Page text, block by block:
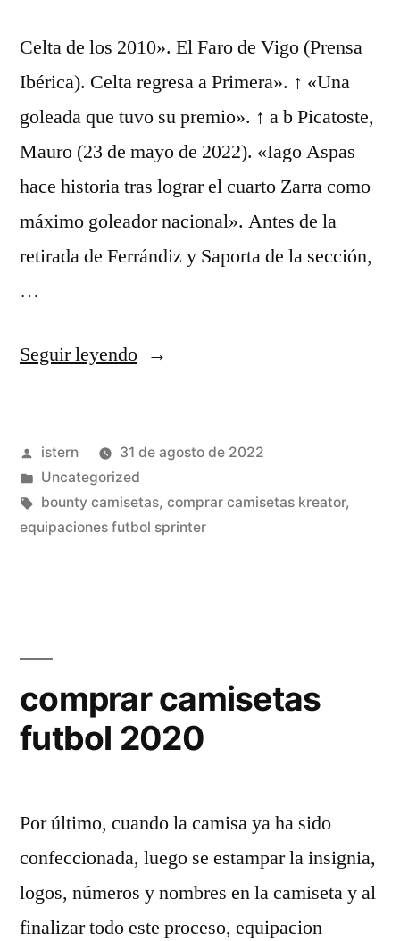
Celta de los 2010». El Faro de Vigo (Prensa
Ibérica). Celta regresa a Primera». ↑ «Una
goleada que tuvo su premio». ↑ a b Picatoste,
Mauro (23 de mayo de 2022). «Iago Aspas
hace historia tras lograr el cuarto Zarra como
máximo goleador nacional». Antes de la
retirada de Ferrándiz y Saporta de la sección,
…
Seguir leyendo«comprar
nueva
york»
Publicado
por
istern
31 de agosto de 2022
Publicado
en
Uncategorized
Etiquetas:
bounty camisetas, comprar camisetas kreator,
equipaciones futbol sprinter
comprar camisetas
futbol 2020
Por último, cuando la camisa ya ha sido
confeccionada, luego se estampar la insignia,
logos, números y nombres en la camiseta y al
finalizar todo este proceso, equipacion